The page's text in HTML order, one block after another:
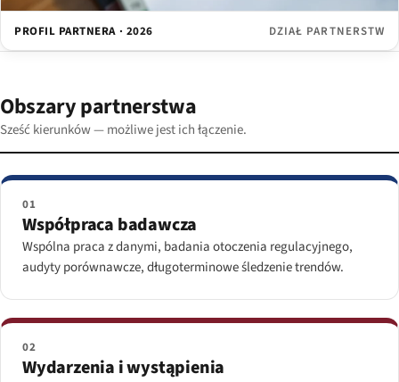
PROFIL PARTNERA · 2026 DZIAŁ PARTNERSTW
Obszary partnerstwa
Sześć kierunków — możliwe jest ich łączenie.
01
Współpraca badawcza
Wspólna praca z danymi, badania otoczenia regulacyjnego,
audyty porównawcze, długoterminowe śledzenie trendów.
02
Wydarzenia i wystąpienia